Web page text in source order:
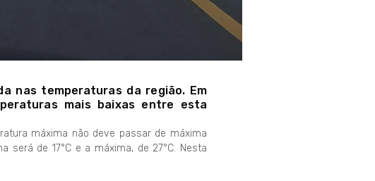
nas temperaturas da região. Em
mais baixas entre esta
máxima não deve passar de máxima
será de 17°C e a máxima, de 27°C. Nesta